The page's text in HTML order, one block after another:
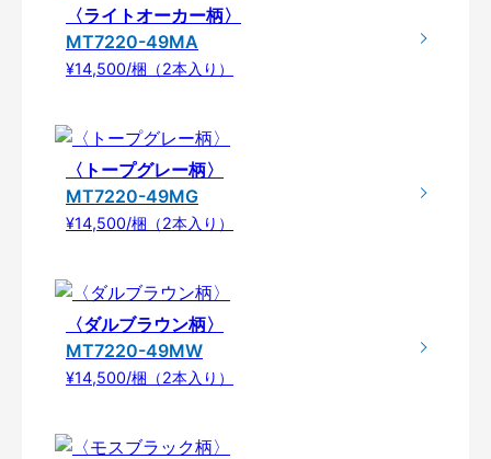
〈ライトオーカー柄〉
MT7220-49MA
¥14,500/梱（2本入り）
〈トープグレー柄〉
MT7220-49MG
¥14,500/梱（2本入り）
〈ダルブラウン柄〉
MT7220-49MW
¥14,500/梱（2本入り）